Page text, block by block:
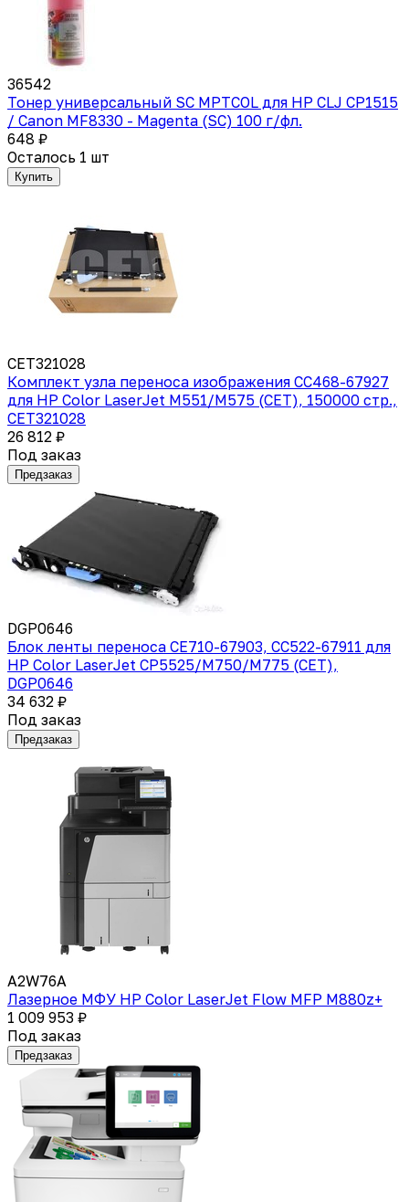
36542
Тонер универсальный SC MPTCOL для HP CLJ CP1515
/ Canon MF8330 - Magenta (SC) 100 г/фл.
648 ₽
Осталось 1 шт
Купить
CET321028
Комплект узла переноса изображения CC468-67927
для HP Color LaserJet M551/M575 (CET), 150000 стр.,
CET321028
26 812 ₽
Под заказ
Предзаказ
DGP0646
Блок ленты переноса CE710-67903, CC522-67911 для
HP Color LaserJet CP5525/M750/M775 (CET),
DGP0646
34 632 ₽
Под заказ
Предзаказ
A2W76A
Лазерное МФУ HP Color LaserJet Flow MFP M880z+
1 009 953 ₽
Под заказ
Предзаказ